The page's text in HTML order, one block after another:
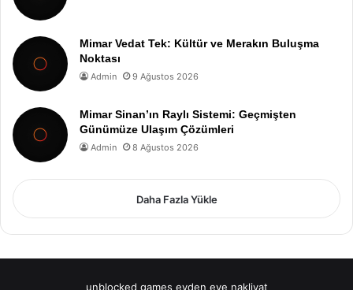
Mimar Vedat Tek: Kültür ve Merakın Buluşma
Noktası
Admin 9 Ağustos 2026
Mimar Sinan’ın Raylı Sistemi: Geçmişten
Günümüze Ulaşım Çözümleri
Admin 8 Ağustos 2026
Daha Fazla Yükle
unblocked games evden eve nakliyat